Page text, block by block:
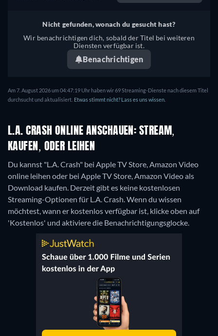
Nicht gefunden, wonach du gesucht hast?
Wir benachrichtigen dich, sobald der Titel bei weiteren
Diensten verfügbar ist.
Benachrichtigen
Am 7. August 2026 um 04:47:19 Uhr haben wir 69 Streaming-Dienste nach diesem Titel
durchsucht und aktualisiert. Etwas stimmt nicht? Lass es uns wissen.
L.A. CRASH ONLINE ANSCHAUEN: STREAM,
KAUFEN, ODER LEIHEN
Du kannst "L.A. Crash" bei Apple TV Store, Amazon Video
online leihen oder bei Apple TV Store, Amazon Video als
Download kaufen. Derzeit gibt es keine kostenlosen
Streaming-Optionen für L.A. Crash. Wenn du wissen
möchtest, wann er kostenlos verfügbar ist, klicke oben auf
'Kostenlos' und aktiviere die Benachrichtigungsglocke.